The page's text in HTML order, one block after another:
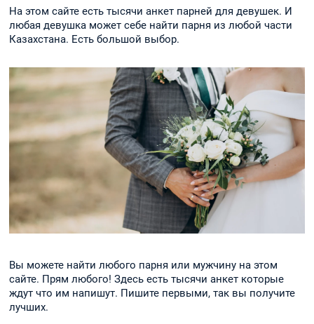
На этом сайте есть тысячи анкет парней для девушек. И
любая девушка может себе найти парня из любой части
Казахстана. Есть большой выбор.
Вы можете найти любого парня или мужчину на этом
сайте. Прям любого! Здесь есть тысячи анкет которые
ждут что им напишут. Пишите первыми, так вы получите
лучших.